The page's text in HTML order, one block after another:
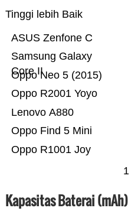
Tinggi lebih Baik
Oppo R1001 Joy
Oppo Find 5 Mini
Lenovo A880
Oppo R2001 Yoyo
Oppo Neo 5 (2015)
Samsung Galaxy
Core II
ASUS Zenfone C
1
Kapasitas Baterai (mAh)